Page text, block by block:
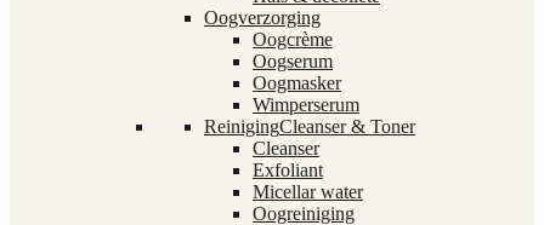
Oogverzorging
Oogcrème
Oogserum
Oogmasker
Wimperserum
ReinigingCleanser & Toner
Cleanser
Exfoliant
Micellar water
Oogreiniging